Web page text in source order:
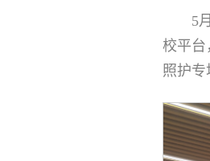
5
校平台
照护专